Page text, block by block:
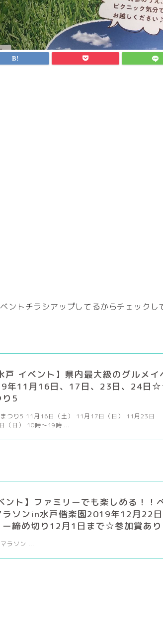
ントチラシアップしてるからチェックし
戸 イベント】県内最大級のグルメイ
年11月16日、17日、23日、24日☆
り5
つり5 11月16日（土） 11月17日（日） 11月23日
（日） 10時〜19時 ...
ント】ファミリーでも楽しめる！！
ラソンin水戸偕楽園2019年12月22日
締め切り12月1日まで☆参加賞あり
ラソン ...